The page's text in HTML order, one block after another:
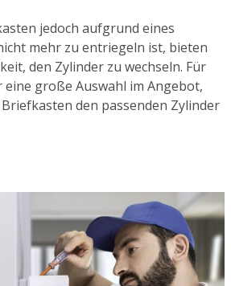
jedoch aufgrund eines
mehr zu entriegeln ist, bieten
den Zylinder zu wechseln. Für
eine große Auswahl im Angebot,
den passenden Zylinder